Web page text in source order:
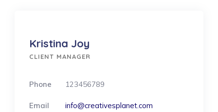
Kristina Joy
CLIENT MANAGER
Phone 123456789
Email info@creativesplanet.com